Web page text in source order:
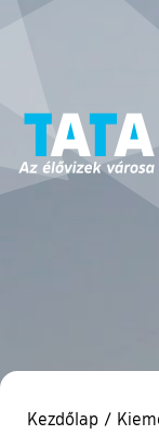
Kezdőlap /